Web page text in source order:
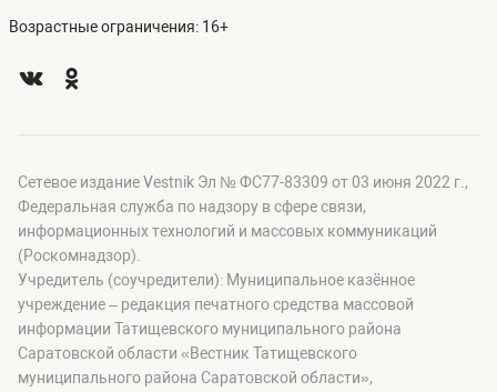
Возрастные ограничения: 16+
Сетевое издание Vestnik Эл № ФС77-83309 от 03 июня 2022 г.,
Федеральная служба по надзору в сфере связи,
информационных технологий и массовых коммуникаций
(Роскомнадзор).
Учредитель (соучредители): Муниципальное казённое
учреждение – редакция печатного средства массовой
информации Татищевского муниципального района
Саратовской области «Вестник Татищевского
муниципального района Саратовской области»,